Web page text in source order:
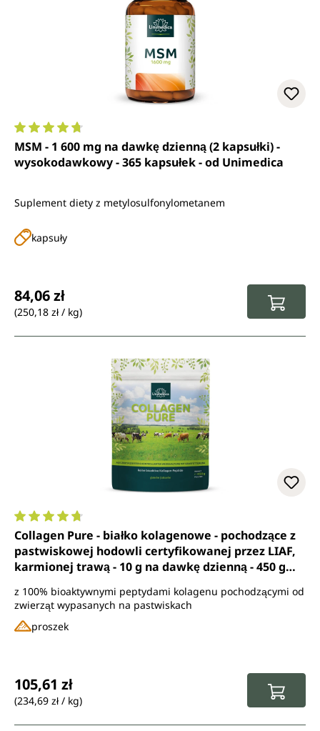
Średnia ocena 4.8 z 5 gwiazdek
MSM - 1 600 mg na dawkę dzienną (2 kapsułki) -
wysokodawkowy - 365 kapsułek - od Unimedica
Suplement diety z metylosulfonylometanem
kapsuły
84,06 zł
(250,18 zł / kg)
Średnia ocena 4.7 z 5 gwiazdek
Collagen Pure - białko kolagenowe - pochodzące z
pastwiskowej hodowli certyfikowanej przez LIAF,
karmionej trawą - 10 g na dawkę dzienną - 450 g
z 100% bioaktywnymi peptydami kolagenu pochodzącymi od
zwierząt wypasanych na pastwiskach
proszek
105,61 zł
(234,69 zł / kg)